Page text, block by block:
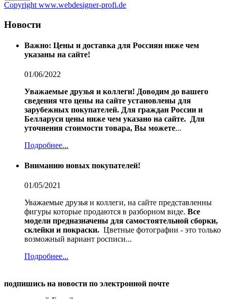
Copyright www.webdesigner-profi.de
Новости
Важно: Цены и доставка для Россиян ниже чем
указаны на сайте!
01/06/2022
Уважаемые друзья и коллеги! Доводим до вашего
сведения что цены на сайте установлены для
зарубежных покупателей. Для граждан России и
Белларуси цены ниже чем указано на сайте. Для
уточнения стоимости товара, Вы можете...
Подробнее...
Вниманию новых покупателей!
01/05/2021
Уважаемые друзья и коллеги, на сайте представленны
фигуры которые продаются в разборном виде. Все
модели предназначены для самостоятельной сборки,
склейки и покраски. Цветные фотографии - это только
возможный вариант росписи...
Подробнее...
подпишись на новости по электронной почте